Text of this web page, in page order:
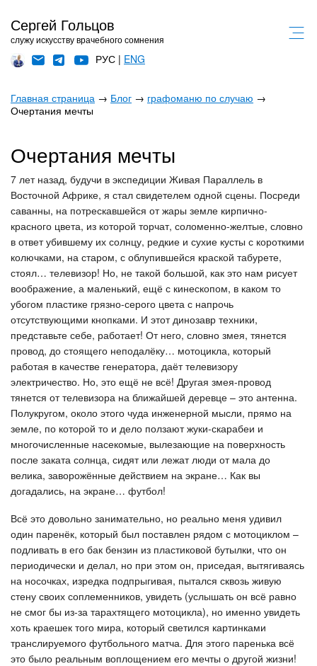
Сергей Гольцов
служу искусству врачебного сомнения
РУС | ENG
Главная страница → Блог → графоманю по случаю →
Очертания мечты
Очертания мечты
7 лет назад, будучи в экспедиции Живая Параллель в
Восточной Африке, я стал свидетелем одной сцены. Посреди
саванны, на потрескавшейся от жары земле кирпично-
красного цвета, из которой торчат, соломенно-желтые, словно
в ответ убившему их солнцу, редкие и сухие кусты с короткими
колючками, на старом, с облупившейся краской табурете,
стоял… телевизор! Но, не такой большой, как это нам рисует
воображение, а маленький, ещё с кинескопом, в каком то
убогом пластике грязно-серого цвета с напрочь
отсутствующими кнопками. И этот динозавр техники,
представьте себе, работает! От него, словно змея, тянется
провод, до стоящего неподалёку… мотоцикла, который
работая в качестве генератора, даёт телевизору
электричество. Но, это ещё не всё! Другая змея-провод
тянется от телевизора на ближайшей деревце – это антенна.
Полукругом, около этого чуда инженерной мысли, прямо на
земле, по которой то и дело ползают жуки-скарабеи и
многочисленные насекомые, вылезающие на поверхность
после заката солнца, сидят или лежат люди от мала до
велика, заворожённые действием на экране… Как вы
догадались, на экране… футбол!
Всё это довольно занимательно, но реально меня удивил
один паренёк, который был поставлен рядом с мотоциклом –
подливать в его бак бензин из пластиковой бутылки, что он
периодически и делал, но при этом он, приседая, вытягиваясь
на носочках, изредка подпрыгивая, пытался сквозь живую
стену своих соплеменников, увидеть (услышать он всё равно
не смог бы из-за тарахтящего мотоцикла), но именно увидеть
хоть краешек того мира, который светился картинками
транслируемого футбольного матча. Для этого паренька всё
это было реальным воплощением его мечты о другой жизни!